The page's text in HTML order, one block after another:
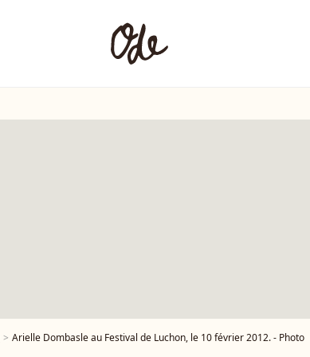
Arielle Dombasle au Festival de Luchon, le 10 février 2012. - Photo